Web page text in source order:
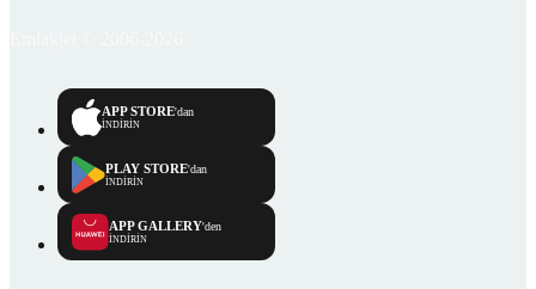
APP STORE'dan
İNDİRİN
PLAY STORE'dan
İNDİRİN
APP GALLERY'den
İNDİRİN